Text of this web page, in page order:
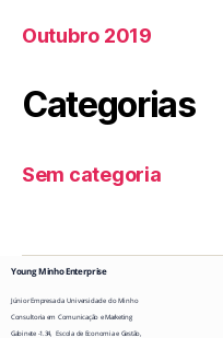
Outubro 2019
Categorias
Sem categoria
Young Minho Enterprise
JúniorEmpresada Universidade do Minho
Consultoria em Comunicação e Marketing
Gabinete -1.34, Escola de Economia e Gestão,